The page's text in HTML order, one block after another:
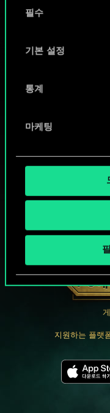
쿠키 사용에 관한
필수
기본 설정
통계
마케팅
궨트
PC
지원하는 플랫